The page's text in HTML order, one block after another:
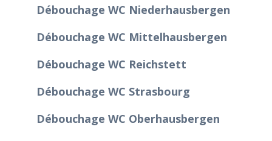
Débouchage WC Niederhausbergen
Débouchage WC Mittelhausbergen
Débouchage WC Reichstett
Débouchage WC Strasbourg
Débouchage WC Oberhausbergen